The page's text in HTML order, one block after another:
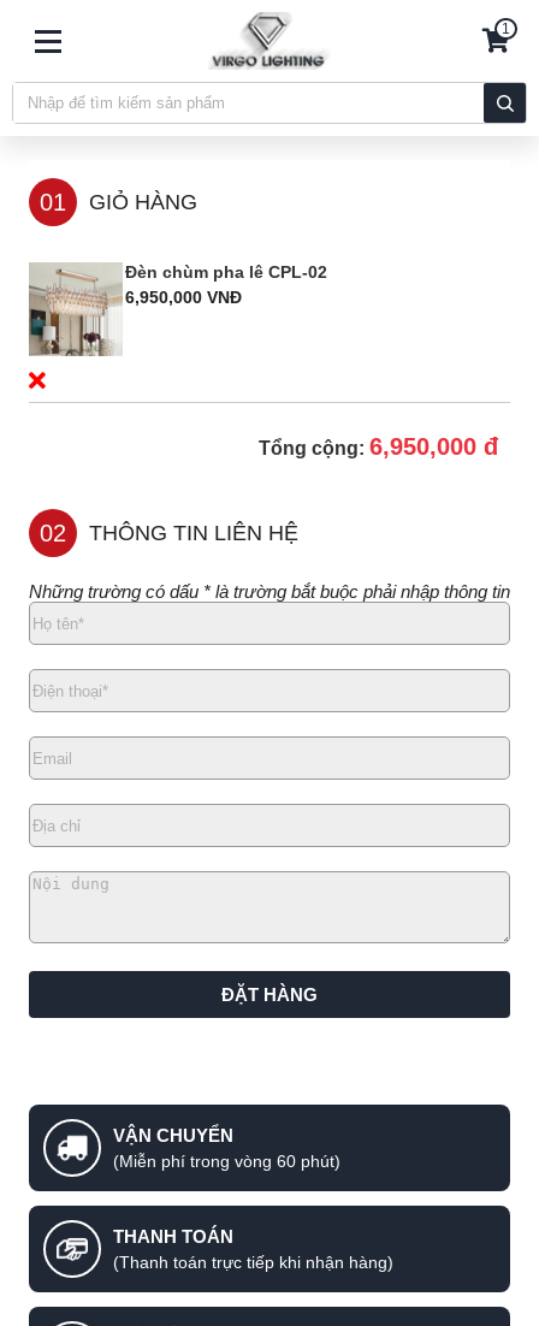
1
01 GIỎ HÀNG
Đèn chùm pha lê CPL-02
6,950,000 VNĐ
Tổng cộng: 6,950,000 đ
02 THÔNG TIN LIÊN HỆ
Những trường có dấu * là trường bắt buộc phải nhập thông tin
ĐẶT HÀNG
VẬN CHUYỂN
(Miễn phí trong vòng 60 phút)
THANH TOÁN
(Thanh toán trực tiếp khi nhận hàng)